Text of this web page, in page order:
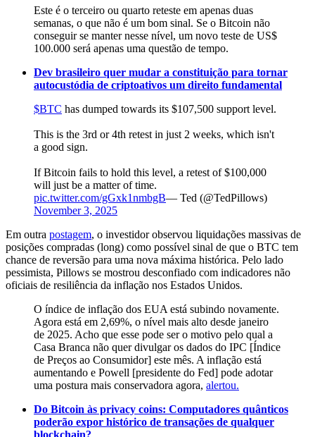
Este é o terceiro ou quarto reteste em apenas duas
semanas, o que não é um bom sinal. Se o Bitcoin não
conseguir se manter nesse nível, um novo teste de US$
100.000 será apenas uma questão de tempo.
Dev brasileiro quer mudar a constituição para tornar
autocustódia de criptoativos um direito fundamental
$BTC has dumped towards its $107,500 support level.
This is the 3rd or 4th retest in just 2 weeks, which isn't
a good sign.
If Bitcoin fails to hold this level, a retest of $100,000
will just be a matter of time.
pic.twitter.com/gGxk1nmbgB— Ted (@TedPillows)
November 3, 2025
Em outra postagem, o investidor observou liquidações massivas de
posições compradas (long) como possível sinal de que o BTC tem
chance de reversão para uma nova máxima histórica. Pelo lado
pessimista, Pillows se mostrou desconfiado com indicadores não
oficiais de resiliência da inflação nos Estados Unidos.
O índice de inflação dos EUA está subindo novamente.
Agora está em 2,69%, o nível mais alto desde janeiro
de 2025. Acho que esse pode ser o motivo pelo qual a
Casa Branca não quer divulgar os dados do IPC [Índice
de Preços ao Consumidor] este mês. A inflação está
aumentando e Powell [presidente do Fed] pode adotar
uma postura mais conservadora agora, alertou.
Do Bitcoin às privacy coins: Computadores quânticos
poderão expor histórico de transações de qualquer
blockchain?